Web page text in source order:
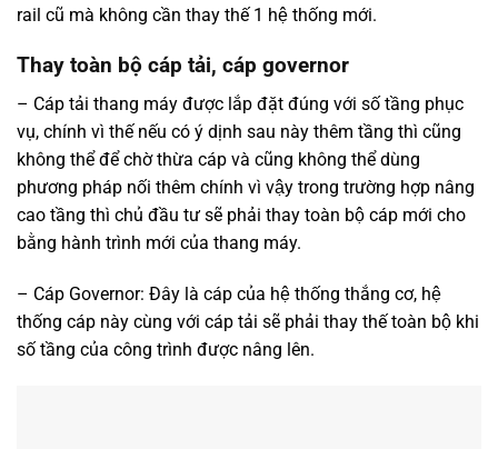
rail cũ mà không cần thay thế 1 hệ thống mới.
Thay toàn bộ cáp tải, cáp governor
– Cáp tải thang máy được lắp đặt đúng với số tầng phục
vụ, chính vì thế nếu có ý dịnh sau này thêm tầng thì cũng
không thể để chờ thừa cáp và cũng không thể dùng
phương pháp nối thêm chính vì vậy trong trường hợp nâng
cao tầng thì chủ đầu tư sẽ phải thay toàn bộ cáp mới cho
bằng hành trình mới của thang máy.
– Cáp Governor: Đây là cáp của hệ thống thắng cơ, hệ
thống cáp này cùng với cáp tải sẽ phải thay thế toàn bộ khi
số tầng của công trình được nâng lên.